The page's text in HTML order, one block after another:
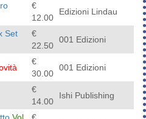
€
12.00
Edizioni Lindau
Set
€
22.50
001 Edizioni
€
30.00
001 Edizioni
€
14.00
Ishi Publishing